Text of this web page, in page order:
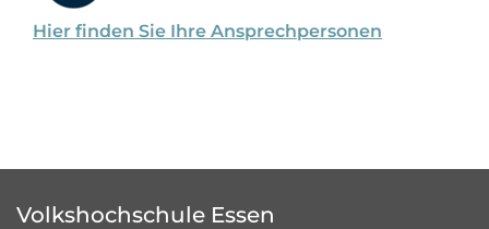
Hier finden Sie Ihre Ansprechpersonen
Volkshochschule Essen